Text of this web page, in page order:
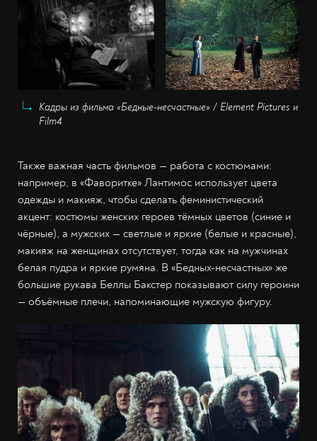
Кадры из фильма «Бедные-несчастные» / Element Pictures и
Film4
Также важная часть фильмов — работа с костюмами:
например, в «Фаворитке» Лантимос использует цвета
одежды и макияж, чтобы сделать феминистический
акцент: костюмы женских героев тёмных цветов (синие и
чёрные), а мужских — светлые и яркие (белые и красные),
макияж на женщинах отсутствует, тогда как на мужчинах
белая пудра и яркие румяна. В «Бедных-несчастных» же
большие рукава Беллы Бакстер показывают силу героини
— объёмные плечи, напоминающие мужскую фигуру.